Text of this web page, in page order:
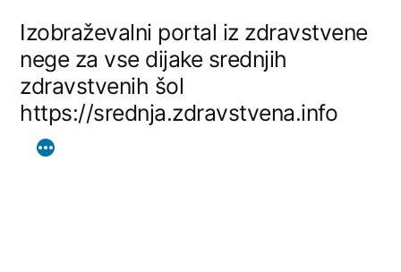
content
Izobraževalni portal iz zdravstvene
nege za vse dijake srednjih
zdravstvenih šol
https://srednja.zdravstvena.info